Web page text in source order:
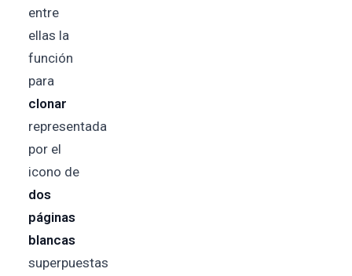
entre
ellas la
función
para
clonar
representada
por el
icono de
dos
páginas
blancas
superpuestas